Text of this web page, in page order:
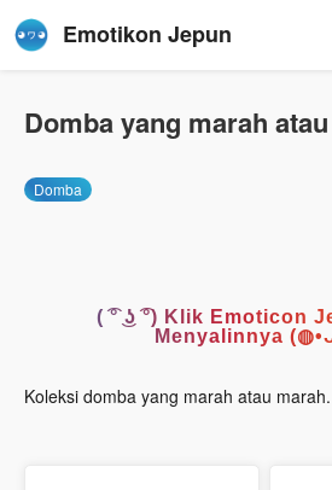
Emotikon Jepun
Domba yang marah
Domba
( ͡° ͜ʖ ͡°) Klik Emoticon
Menyalinnya
Koleksi domba yang marah atau